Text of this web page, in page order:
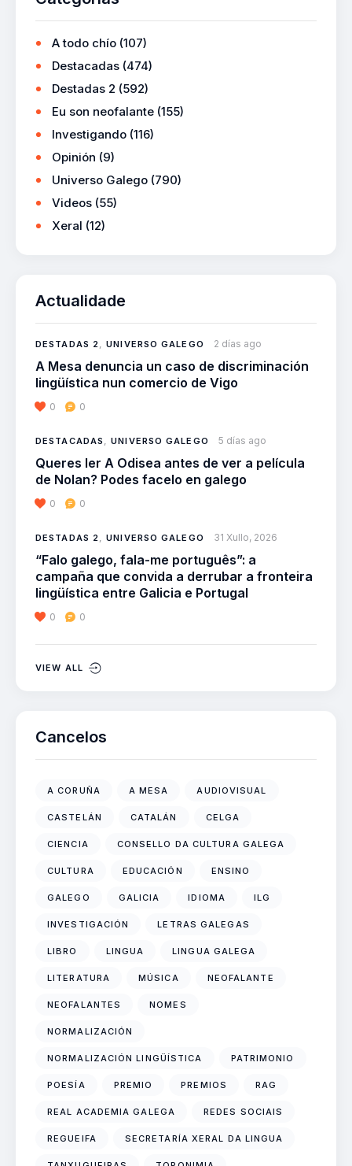
A todo chío (107)
Destacadas (474)
Destadas 2 (592)
Eu son neofalante (155)
Investigando (116)
Opinión (9)
Universo Galego (790)
Videos (55)
Xeral (12)
Actualidade
DESTADAS 2,UNIVERSO GALEGO 2 días ago
A Mesa denuncia un caso de discriminación
lingüística nun comercio de Vigo
0 0
DESTACADAS ,UNIVERSO GALEGO 5 días ago
Queres ler A Odisea antes de ver a película
de Nolan? Podes facelo en galego
0 0
DESTADAS 2,UNIVERSO GALEGO 31 Xullo, 2026
“Falo galego, fala-me português”: a
campaña que convida a derrubar a fronteira
lingüística entre Galicia e Portugal
0 0
VIEW ALL
Cancelos
A CORUÑA A MESA AUDIOVISUAL
CASTELÁN CATALÁN CELGA
CIENCIA CONSELLO DA CULTURA GALEGA
CULTURA EDUCACIÓN ENSINO
GALEGO GALICIA IDIOMA ILG
INVESTIGACIÓN LETRAS GALEGAS
LIBRO LINGUA LINGUA GALEGA
LITERATURA MÚSICA NEOFALANTE
NEOFALANTES NOMES
NORMALIZACIÓN
NORMALIZACIÓN LINGÜÍSTICA PATRIMONIO
POESÍA PREMIO PREMIOS RAG
REAL ACADEMIA GALEGA REDES SOCIAIS
REGUEIFA SECRETARÍA XERAL DA LINGUA